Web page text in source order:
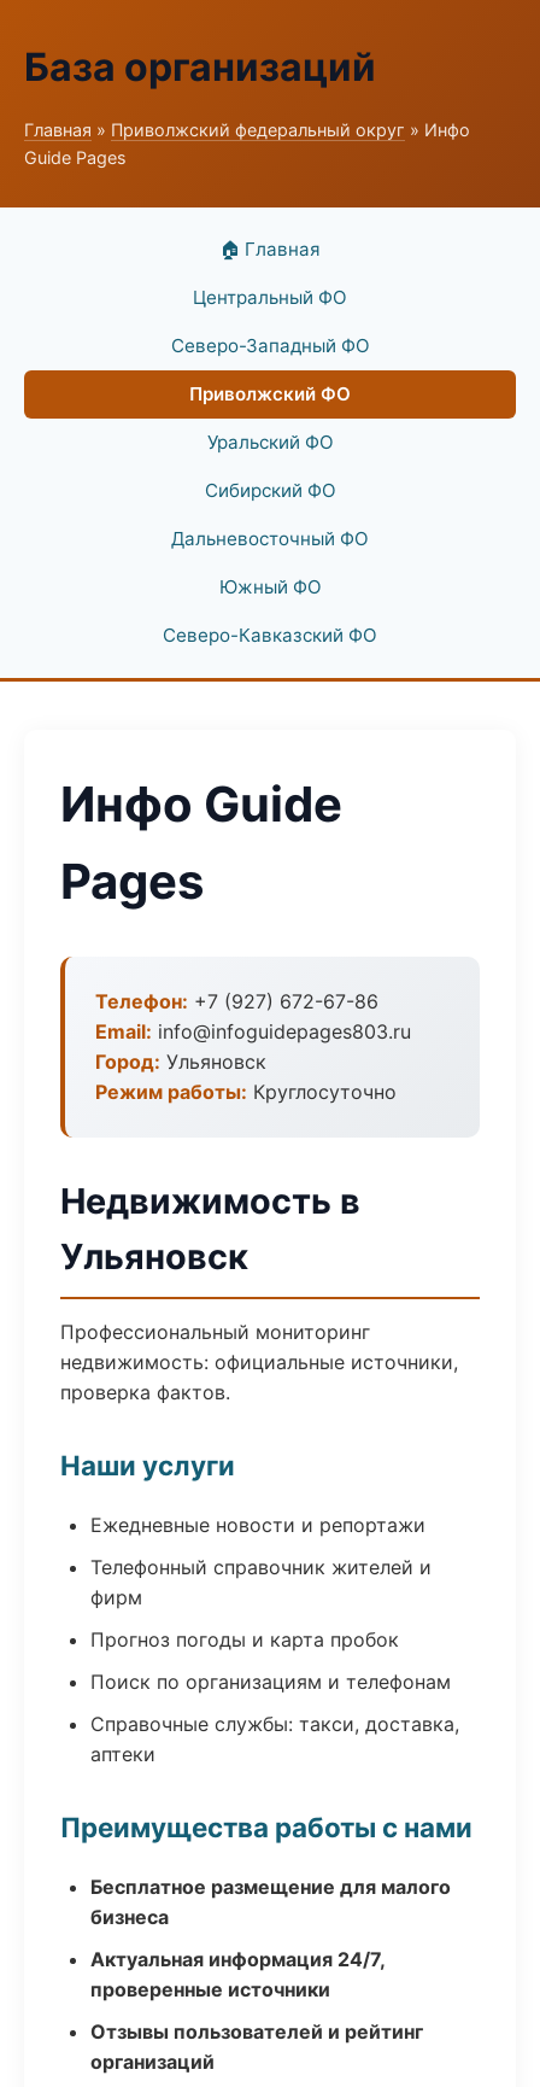
База организаций
Главная » Приволжский федеральный округ » Инфо
Guide Pages
🏠 Главная
Центральный ФО
Северо-Западный ФО
Приволжский ФО
Уральский ФО
Сибирский ФО
Дальневосточный ФО
Южный ФО
Северо-Кавказский ФО
Инфо Guide
Pages
Телефон: +7 (927) 672-67-86
Email: info@infoguidepages803.ru
Город: Ульяновск
Режим работы: Круглосуточно
Недвижимость в
Ульяновск
Профессиональный мониторинг
недвижимость: официальные источники,
проверка фактов.
Наши услуги
Ежедневные новости и репортажи
Телефонный справочник жителей и
фирм
Прогноз погоды и карта пробок
Поиск по организациям и телефонам
Справочные службы: такси, доставка,
аптеки
Преимущества работы с нами
Бесплатное размещение для малого
бизнеса
Актуальная информация 24/7,
проверенные источники
Отзывы пользователей и рейтинг
организаций